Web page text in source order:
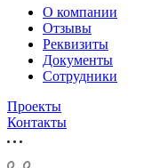
О компании
Отзывы
Реквизиты
Документы
Сотрудники
Проекты
Контакты